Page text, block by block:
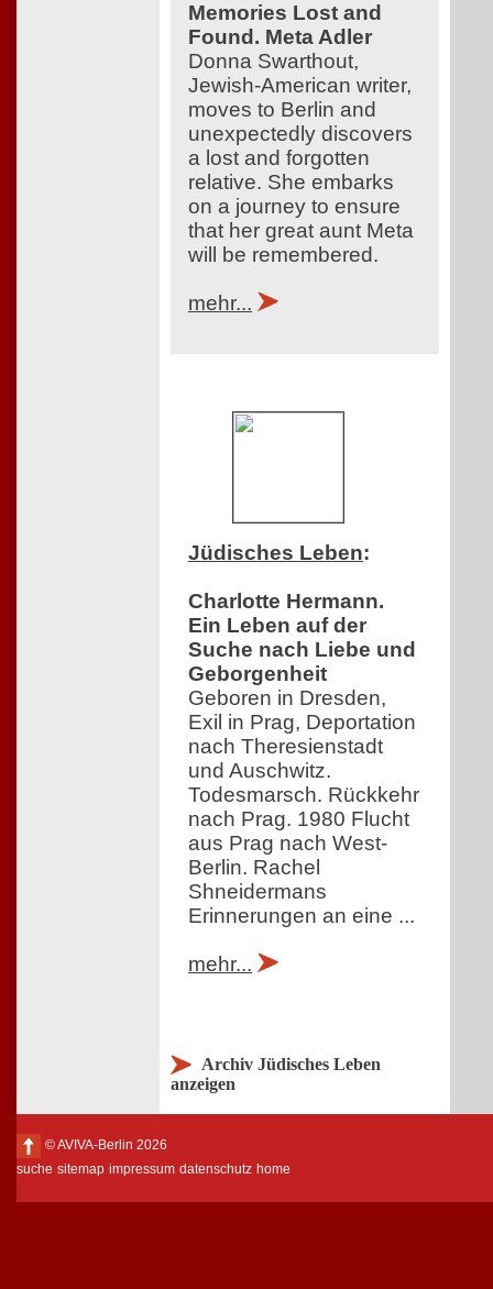
Memories Lost and
Found. Meta Adler
Donna Swarthout,
Jewish-American writer,
moves to Berlin and
unexpectedly discovers
a lost and forgotten
relative. She embarks
on a journey to ensure
that her great aunt Meta
will be remembered.
mehr...
Jüdisches Leben:
Charlotte Hermann.
Ein Leben auf der
Suche nach Liebe und
Geborgenheit
Geboren in Dresden,
Exil in Prag, Deportation
nach Theresienstadt
und Auschwitz.
Todesmarsch. Rückkehr
nach Prag. 1980 Flucht
aus Prag nach West-
Berlin. Rachel
Shneidermans
Erinnerungen an eine ...
mehr...
Archiv Jüdisches Leben
anzeigen
© AVIVA-Berlin 2026
suche sitemap impressum datenschutz home